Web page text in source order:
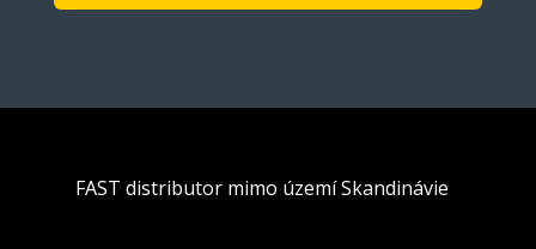
FAST distributor mimo území Skandinávie